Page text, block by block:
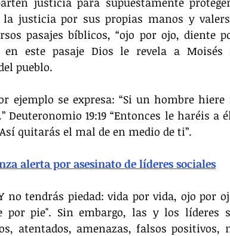
justicia por sus propias manos y
pasajes bíblicos, “ojo por ojo, diente
este pasaje Dios le revela a Moisés
pueblo.
ejemplo se expresa: “Si un hombre
Deuteronomio 19:19 “Entonces le haréis a
quitarás el mal de en medio de ti”.
alerta por asesinato de líderes sociales
no tendrás piedad: vida por vida, ojo por
pie". Sin embargo, las y los líderes
atentados, amenazas, falsos positivos,